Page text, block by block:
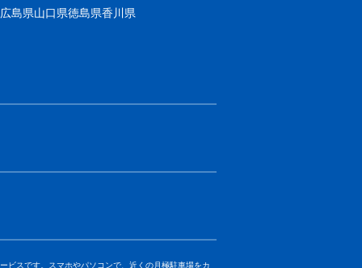
広島県山口県徳島県香川県
ビスです。スマホやパソコンで、近くの月極駐車場をカ